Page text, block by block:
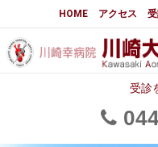
HOME アクセス
受診
大動脈センターについて
はじめに
都道府県別患者マップ